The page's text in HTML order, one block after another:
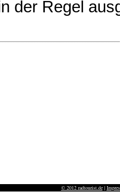
der Regel
© 2012 radtourist.de|